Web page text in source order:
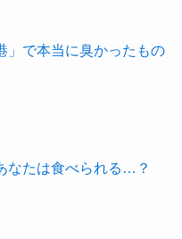
」で本当に臭かったもの
なたは食べられる…？